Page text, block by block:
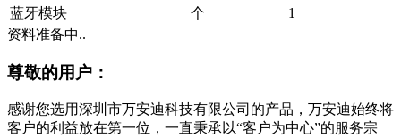
蓝牙模块
个
1
资料准备中..
尊敬的用户：
感谢您选用深圳市万安迪科技有限公司的产品，万安迪始终将
客户的利益放在第一位，一直秉承以“客户为中心”的服务宗